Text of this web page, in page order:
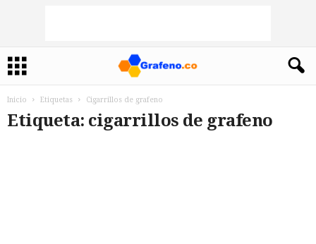
Inicio Etiquetas Cigarrillos de grafeno
Etiqueta: cigarrillos de grafeno